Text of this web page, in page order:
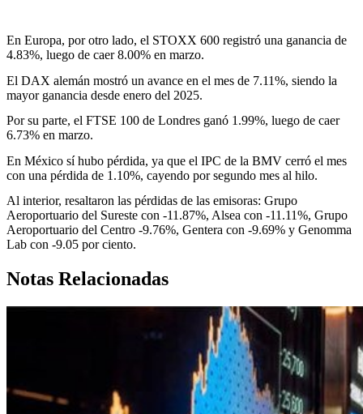
En Europa, por otro lado, el STOXX 600 registró una ganancia de
4.83%, luego de caer 8.00% en marzo.
El DAX alemán mostró un avance en el mes de 7.11%, siendo la
mayor ganancia desde enero del 2025.
Por su parte, el FTSE 100 de Londres ganó 1.99%, luego de caer
6.73% en marzo.
En México sí hubo pérdida, ya que el IPC de la BMV cerró el mes
con una pérdida de 1.10%, cayendo por segundo mes al hilo.
Al interior, resaltaron las pérdidas de las emisoras: Grupo
Aeroportuario del Sureste con -11.87%, Alsea con -11.11%, Grupo
Aeroportuario del Centro -9.76%, Gentera con -9.69% y Genomma
Lab con -9.05 por ciento.
Notas Relacionadas